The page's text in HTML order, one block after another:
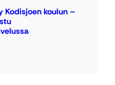
Kodisjoen koulun –